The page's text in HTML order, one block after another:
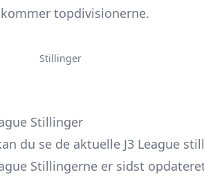
topdivisionerne.
Stillinger
Stillinger
du se de aktuelle J3 League
Stillingerne er sidst